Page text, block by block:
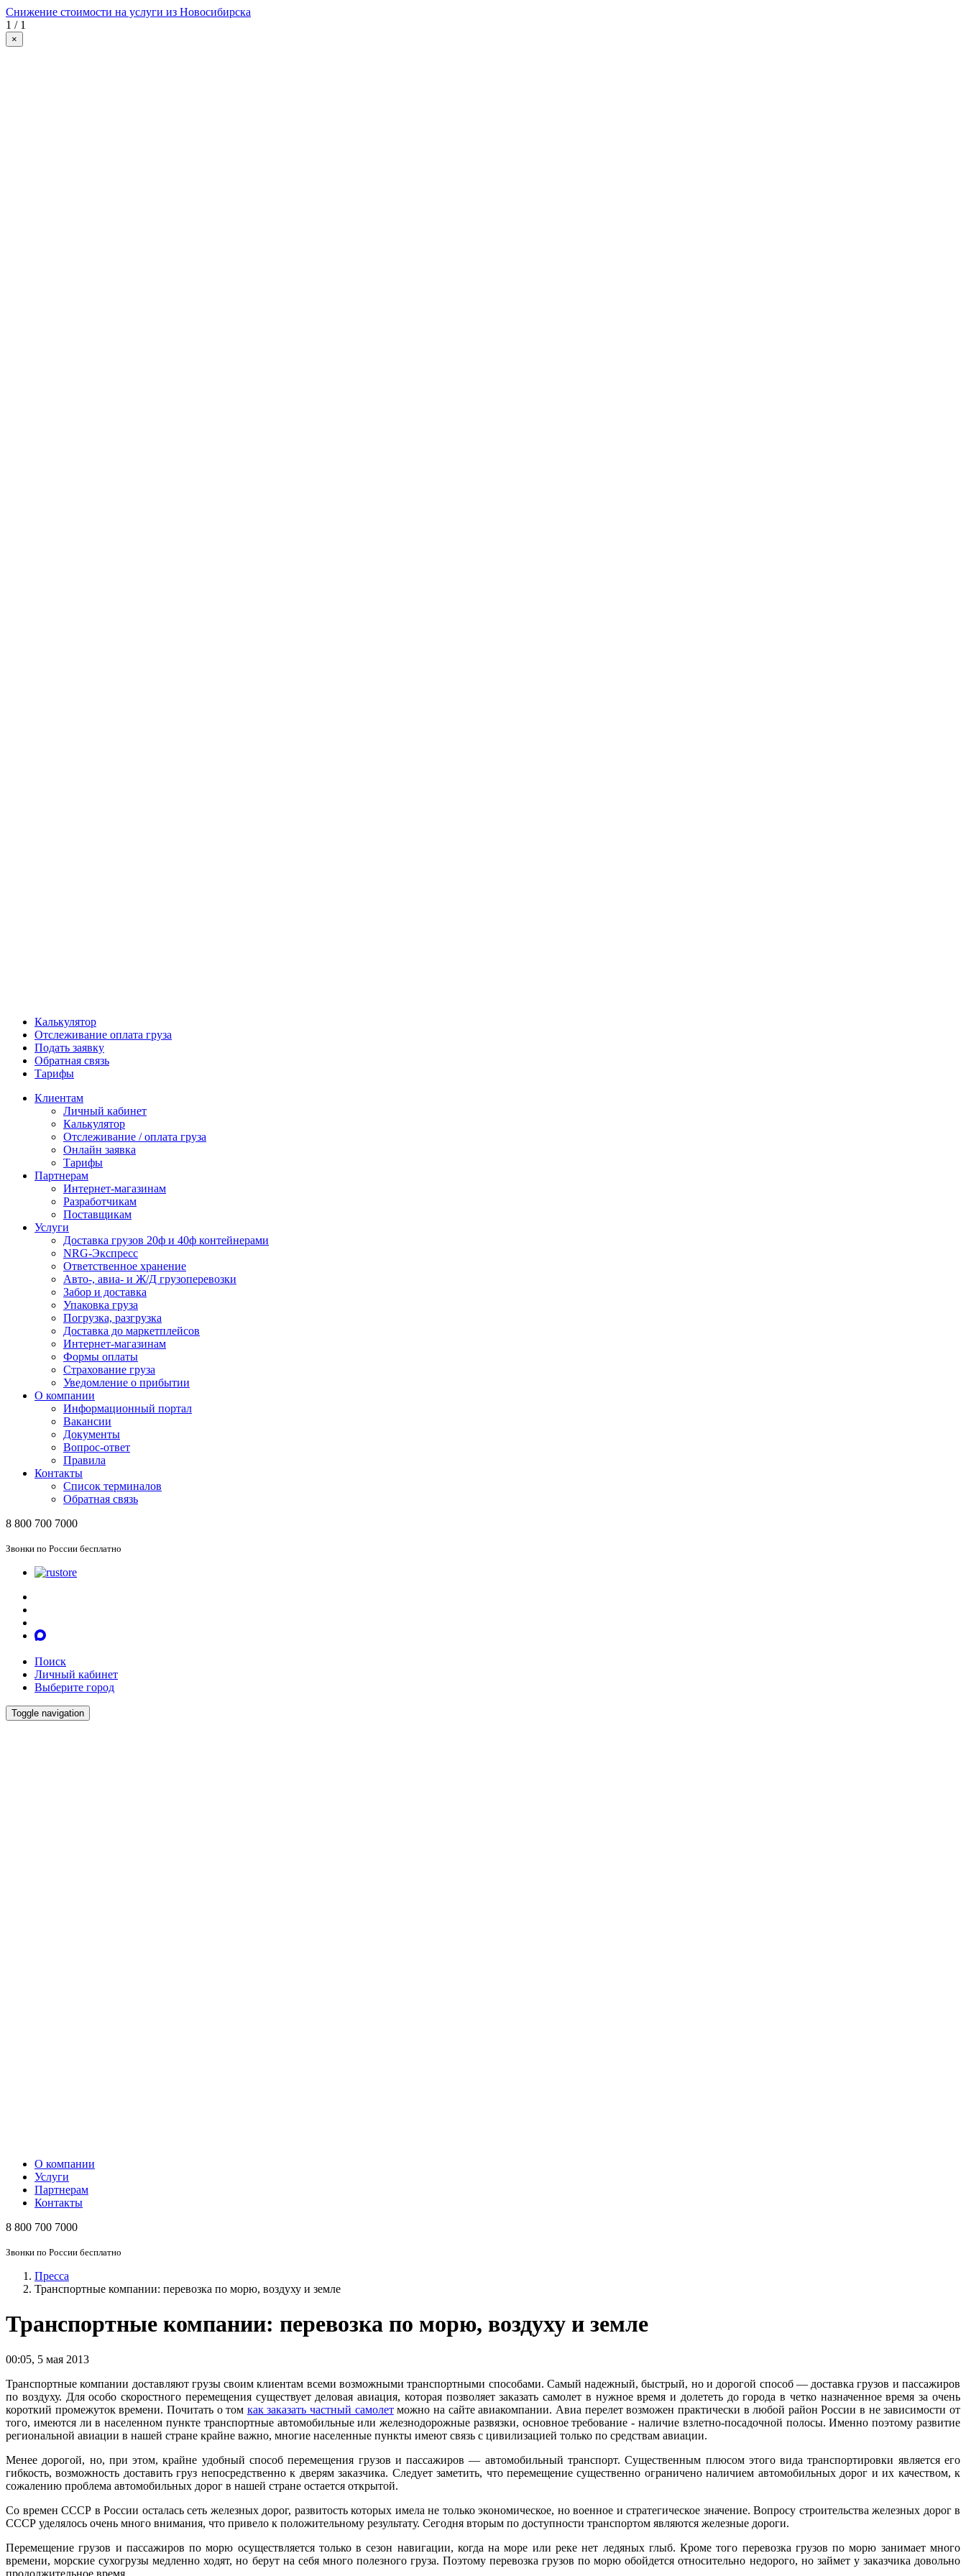
Снижение стоимости на услуги из Новосибирска
1 / 1
×
Калькулятор
Отслеживание оплата груза
Подать заявку
Обратная связь
Тарифы
Клиентам
Личный кабинет
Калькулятор
Отслеживание / оплата груза
Онлайн заявка
Тарифы
Партнерам
Интернет-магазинам
Разработчикам
Поставщикам
Услуги
Доставка грузов 20ф и 40ф контейнерами
NRG-Экспресс
Ответственное хранение
Авто-, авиа- и Ж/Д грузоперевозки
Забор и доставка
Упаковка груза
Погрузка, разгрузка
Доставка до маркетплейсов
Интернет-магазинам
Формы оплаты
Страхование груза
Уведомление о прибытии
О компании
Информационный портал
Вакансии
Документы
Вопрос-ответ
Правила
Контакты
Список терминалов
Обратная связь
8 800 700 7000
Звонки по России бесплатно
Поиск
Личный кабинет
Выберите город
Toggle navigation
О компании
Услуги
Партнерам
Контакты
8 800 700 7000
Звонки по России бесплатно
Пресса
Транспортные компании: перевозка по морю, воздуху и земле
Транспортные компании: перевозка по морю, воздуху и земле
00:05, 5 мая 2013
Транспортные компании доставляют грузы своим клиентам всеми возможными транспортными способами. Самый надежный, быстрый, но и дорогой способ — доставка грузов и пассажиров
по воздуху. Для особо скоростного перемещения существует деловая авиация, которая позволяет заказать самолет в нужное время и долететь до города в четко назначенное время за очень
короткий промежуток времени. Почитать о том как заказать частный самолетможно на сайте авиакомпании. Авиа перелет возможен практически в любой район России в не зависимости от
того, имеются ли в населенном пункте транспортные автомобильные или железнодорожные развязки, основное требование - наличие взлетно-посадочной полосы. Именно поэтому развитие
региональной авиации в нашей стране крайне важно, многие населенные пункты имеют связь с цивилизацией только по средствам авиации.
Менее дорогой, но, при этом, крайне удобный способ перемещения грузов и пассажиров — автомобильный транспорт. Существенным плюсом этого вида транспортировки является его
гибкость, возможность доставить груз непосредственно к дверям заказчика. Следует заметить, что перемещение существенно ограничено наличием автомобильных дорог и их качеством, к
сожалению проблема автомобильных дорог в нашей стране остается открытой.
Со времен СССР в России осталась сеть железных дорог, развитость которых имела не только экономическое, но военное и стратегическое значение. Вопросу строительства железных дорог в
СССР уделялось очень много внимания, что привело к положительному результату. Сегодня вторым по доступности транспортом являются железные дороги.
Перемещение грузов и пассажиров по морю осуществляется только в сезон навигации, когда на море или реке нет ледяных глыб. Кроме того перевозка грузов по морю занимает много
времени, морские сухогрузы медленно ходят, но берут на себя много полезного груза. Поэтому перевозка грузов по морю обойдется относительно недорого, но займет у заказчика довольно
продолжительное время.